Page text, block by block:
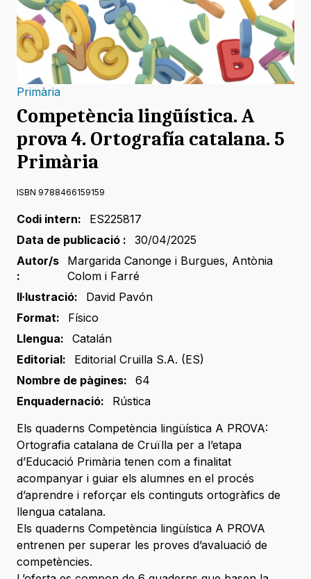
Primària
Competència lingüística. A
prova 4. Ortografía catalana. 5
Primària
ISBN 9788466159159
Codi intern:
ES225817
Data de publicació :
30/04/2025
Autor/s
:
Margarida Canonge i Burgues, Antònia
Colom i Farré
Il·lustració:
David Pavón
Format:
Físico
Llengua:
Catalán
Editorial:
Editorial Cruilla S.A. (ES)
Nombre de pàgines:
64
Enquadernació:
Rústica
Els quaderns Competència lingüística A PROVA:
Ortografia catalana de Cruïlla per a l’etapa
d’Educació Primària tenen com a finalitat
acompanyar i guiar els alumnes en el procés
d’aprendre i reforçar els continguts ortogràfics de
llengua catalana.
Els quaderns Competència lingüística A PROVA
entrenen per superar les proves d’avaluació de
competències.